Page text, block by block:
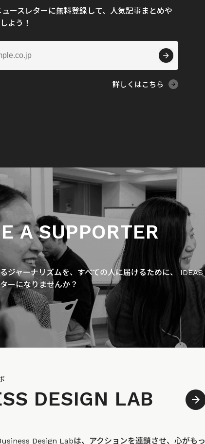
ュースレターに無料登録して、人気記事まとめや
よう！
詳しくはこちら
A SUPPORTER
ジャーナリズムを、すべての人に届けるために、 IDEAS
ーになりませんか？
DESIGN LAB
Design Labは、アクションを連鎖させ、心がもっ